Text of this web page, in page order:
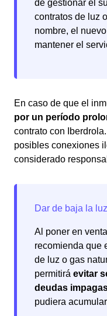
de gestionar el
contratos de luz
nombre, el
mantener el
En caso de que el
por un período
contrato con
posibles conexiones
considerado
Al poner en
recomienda que
de luz o gas
permitirá evitar
deudas
pudiera